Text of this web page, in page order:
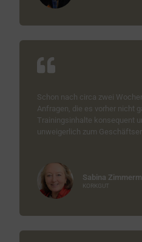
Schon nach circa zwei
Anfragen, die es vorher nicht
Trainingsinhalte konsequent
unweigerlich zum
Sabina
KORKGUT